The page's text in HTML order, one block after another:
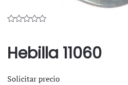
Hebilla 11060
Solicitar precio